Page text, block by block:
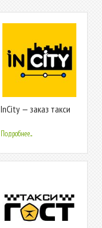
InCity — заказ такси
Подробнее...